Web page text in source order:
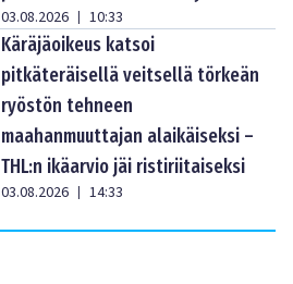
03.08.2026 | 10:33
Käräjäoikeus katsoi
pitkäteräisellä veitsellä törkeän
ryöstön tehneen
maahanmuuttajan alaikäiseksi –
THL:n ikäarvio jäi ristiriitaiseksi
03.08.2026 | 14:33